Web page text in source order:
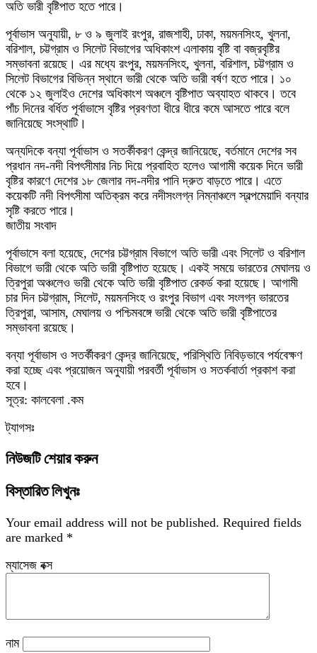
অতি ভারী বৃষ্টিপাত হতে পারে।
পূর্বাভাস অনুযায়ী, ৮ ও ৯ জুলাই রংপুর, রাজশাহী, ঢাকা, ময়মনসিংহ, খুলনা,
বরিশাল, চট্টগ্রাম ও সিলেট বিভাগের অধিকাংশ এলাকায় বৃষ্টি বা বজ্রবৃষ্টির
সম্ভাবনা রয়েছে। এর মধ্যে রংপুর, ময়মনসিংহ, খুলনা, বরিশাল, চট্টগ্রাম ও
সিলেট বিভাগের বিভিন্ন স্থানে ভারী থেকে অতি ভারী বর্ষণ হতে পারে। ১০
থেকে ১২ জুলাইও দেশের অধিকাংশ অঞ্চলে বৃষ্টিপাত অব্যাহত থাকবে। তবে
পাঁচ দিনের বর্ধিত পূর্বাভাসে বৃষ্টির প্রবণতা ধীরে ধীরে কমে আসতে পারে বলে
জানিয়েছে সংস্থাটি।
অন্যদিকে বন্যা পূর্বাভাস ও সতর্কীকরণ কেন্দ্র জানিয়েছে, বর্তমানে দেশের সব
প্রধান নদ-নদী বিপৎসীমার নিচ দিয়ে প্রবাহিত হলেও আগামী কয়েক দিনে ভারী
বৃষ্টির কারণে দেশের ১৮ জেলার নদ-নদীর পানি দ্রুত বাড়তে পারে। এতে
কয়েকটি নদী বিপৎসীমা অতিক্রম করে নদীসংলগ্ন নিম্নাঞ্চলে স্বল্পমেয়াদি বন্যার
সৃষ্টি করতে পারে।
জাতীয় সংবাদ
পূর্বাভাসে বলা হয়েছে, দেশের চট্টগ্রাম বিভাগে অতি ভারী এবং সিলেট ও বরিশাল
বিভাগে ভারী থেকে অতি ভারী বৃষ্টিপাত হয়েছে। একই সময়ে ভারতের মেঘালয় ও
ত্রিপুরা অঞ্চলেও ভারী থেকে অতি ভারী বৃষ্টিপাত রেকর্ড করা হয়েছে। আগামী
চার দিন চট্টগ্রাম, সিলেট, ময়মনসিংহ ও রংপুর বিভাগ এবং সংলগ্ন ভারতের
ত্রিপুরা, আসাম, মেঘালয় ও পশ্চিমবঙ্গে ভারী থেকে অতি ভারী বৃষ্টিপাতের
সম্ভাবনা রয়েছে।
বন্যা পূর্বাভাস ও সতর্কীকরণ কেন্দ্র জানিয়েছে, পরিস্থিতি নিবিড়ভাবে পর্যবেক্ষণ
করা হচ্ছে এবং প্রয়োজন অনুযায়ী পরবর্তী পূর্বাভাস ও সতর্কবার্তা প্রকাশ করা
হবে।
সূত্র: কালবেলা .কম
ট্যাগসঃ
নিউজটি শেয়ার করুন
বিস্তারিত লিখুনঃ
Your email address will not be published. Required fields
are marked *
ম্যাসেজ বক্স
নাম